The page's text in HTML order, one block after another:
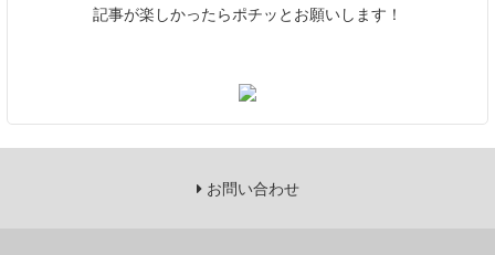
記事が楽しかったらポチッとお願いします！
お問い合わせ